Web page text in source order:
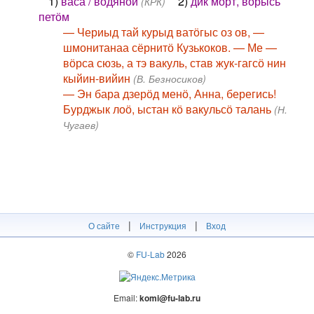
петӧм
— Чериыд тай курыд ватӧгыс оз ов, —
шмонитанаа сёрнитӧ Кузькоков. — Ме —
вӧрса сюзь, а тэ вакуль, став жук-гагсӧ нин
кыйин-вийин (В. Безносиков)
— Эн бара дзерӧд менӧ, Анна, берегись!
Бурджык лоӧ, ыстан кӧ вакульсӧ талань (Н.
Чугаев)
О сайте | Инструкция | Вход
© FU-Lab2026
Email:komi@fu-lab.ru